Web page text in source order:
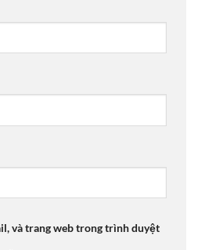
và trang web trong trình duyệt